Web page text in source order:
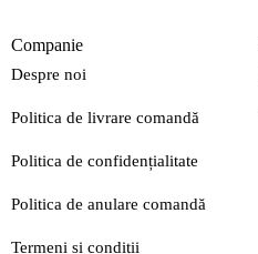
Companie
Despre noi
Politica de livrare comandă
Politica de confidențialitate
Politica de anulare comandă
Termeni și condiții